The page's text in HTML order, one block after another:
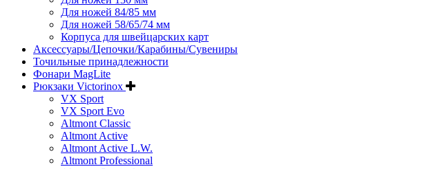
Для ножей 84/85 мм
Для ножей 58/65/74 мм
Корпуса для швейцарских карт
Аксессуары/Цепочки/Карабины/Сувениры
Точильные принадлежности
Фонари MagLite
Рюкзаки Victorinox
VX Sport
VX Sport Evo
Altmont Classic
Altmont Active
Altmont Active L.W.
Altmont Professional